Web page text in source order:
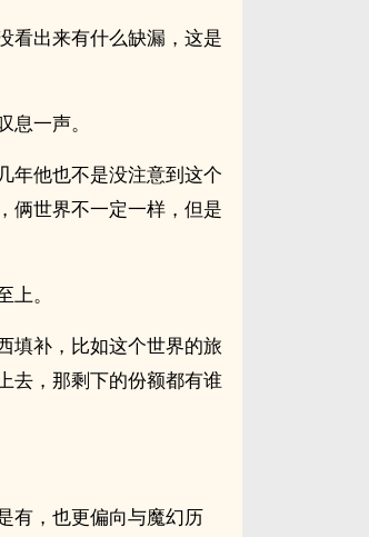
看出来有什么缺漏，这是
一声。
年他也不是没注意到这个
俩世界不一定一样，但是
。
填补，比如这个世界的旅
去，那剩下的份额都有谁
有，也更偏向与魔幻历